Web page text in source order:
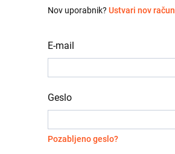
Nov uporabnik? Ustvari nov račun
E-mail
Geslo
Pozabljeno geslo?